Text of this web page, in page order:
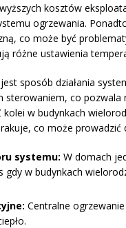
kosztów
ogrzewania.
co może być
różne ustawienia
sposób działania
sterowaniem, co
w budynkach
co może
systemu: W domach
gdy w budynkach
Centralne